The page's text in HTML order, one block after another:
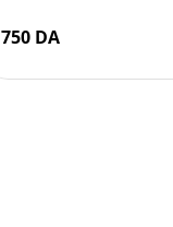
750 DA